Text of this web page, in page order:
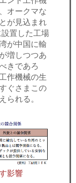
オークマな
が見込まれ
置した工場
が中国に輸
増しつつあ
きであろ
作機械の生
ぐさまこの
られる。
影響